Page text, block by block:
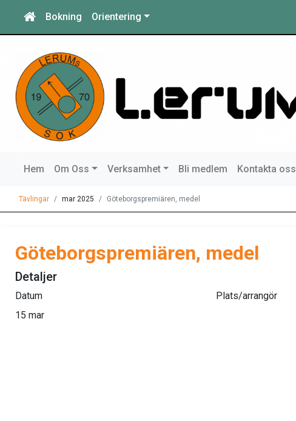
Bokning Orientering
Hem Om Oss Verksamhet Bli medlem Kontakta oss
Tävlingar mar 2025 Göteborgspremiären, medel
Göteborgspremiären, medel
Detaljer
Datum
15 mar
Plats/arrangör